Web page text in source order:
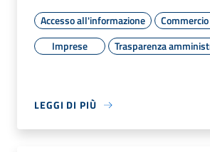
Accesso all'informazione
Imprese
Trasparenza
LEGGI DI PIÙ